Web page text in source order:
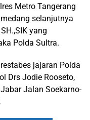
Metro Tangerang
selanjutnya
yang
Polda Sultra.
jajaran Polda
Drs Jodie Rooseto,
Jalan Soekarno-